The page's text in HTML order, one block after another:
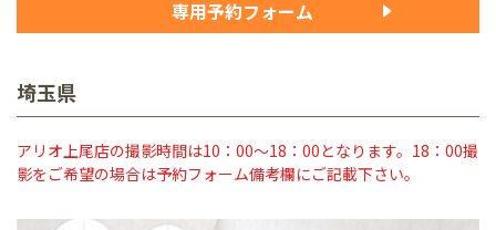
専用予約フォーム
埼玉県
アリオ上尾店の撮影時間は10：00～18：00となります。18：00撮
影をご希望の場合は予約フォーム備考欄にご記載下さい。